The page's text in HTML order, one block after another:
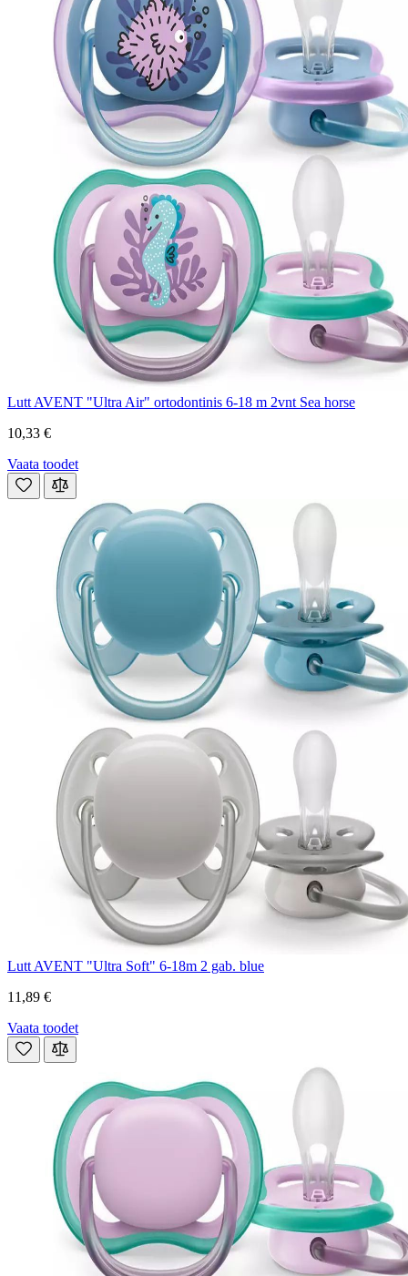
Lutt AVENT "Ultra Air" ortodontinis 6-18 m 2vnt Sea horse
10,33 €
Vaata toodet
Lutt AVENT "Ultra Soft" 6-18m 2 gab. blue
11,89 €
Vaata toodet